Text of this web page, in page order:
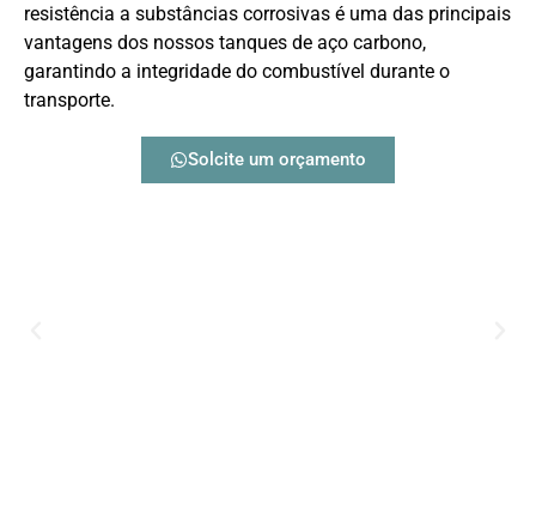
resistência a substâncias corrosivas é uma das principais
vantagens dos nossos tanques de aço carbono,
garantindo a integridade do combustível durante o
transporte.
Solcite um orçamento